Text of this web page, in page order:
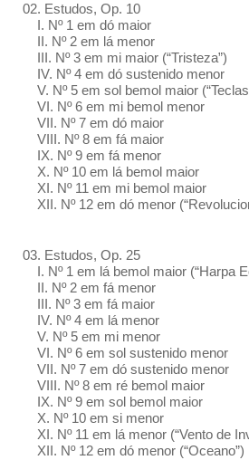
02. Estudos, Op. 10
I. Nº 1 em dó maior
II. Nº 2 em lá menor
III. Nº 3 em mi maior (“Tristeza”)
IV. Nº 4 em dó sustenido menor
V. Nº 5 em sol bemol maior
VI. Nº 6 em mi bemol menor
VII. Nº 7 em dó maior
VIII. Nº 8 em fá maior
IX. Nº 9 em fá menor
X. Nº 10 em lá bemol maior
XI. Nº 11 em mi bemol maior
XII. Nº 12 em dó menor
03. Estudos, Op. 25
I. Nº 1 em lá bemol maior (“Harpa
II. Nº 2 em fá menor
III. Nº 3 em fá maior
IV. Nº 4 em lá menor
V. Nº 5 em mi menor
VI. Nº 6 em sol sustenido menor
VII. Nº 7 em dó sustenido menor
VIII. Nº 8 em ré bemol maior
IX. Nº 9 em sol bemol maior
X. Nº 10 em si menor
XI. Nº 11 em lá menor (“Vento de
XII. Nº 12 em dó menor (“Oceano”)